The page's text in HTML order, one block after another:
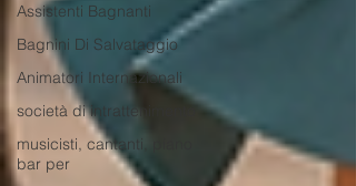
Assistenti Bagnanti
Bagnini Di Salvataggio
Animatori Internazionali
società di intrattenimento
musicisti, cantanti, piano
bar per